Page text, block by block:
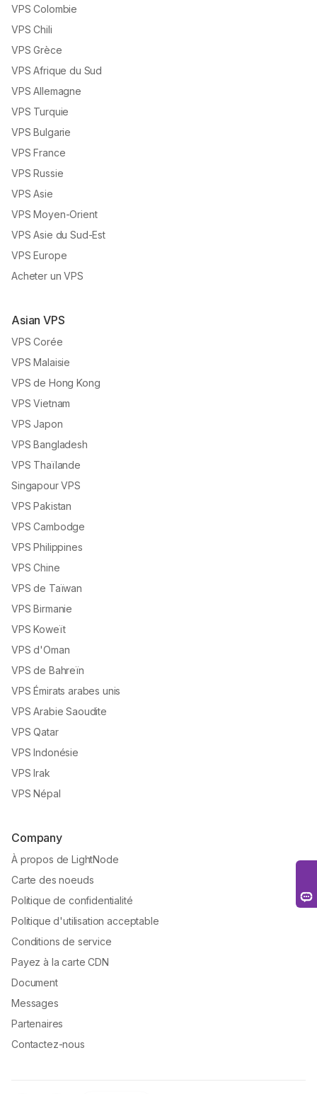
VPS Colombie
VPS Chili
VPS Grèce
VPS Afrique du Sud
VPS Allemagne
VPS Turquie
VPS Bulgarie
VPS France
VPS Russie
VPS Asie
VPS Moyen-Orient
VPS Asie du Sud-Est
VPS Europe
Acheter un VPS
Asian VPS
VPS Corée
VPS Malaisie
VPS de Hong Kong
VPS Vietnam
VPS Japon
VPS Bangladesh
VPS Thaïlande
Singapour VPS
VPS Pakistan
VPS Cambodge
VPS Philippines
VPS Chine
VPS de Taïwan
VPS Birmanie
VPS Koweït
VPS d'Oman
VPS de Bahreïn
VPS Émirats arabes unis
VPS Arabie Saoudite
VPS Qatar
VPS Indonésie
VPS Irak
VPS Népal
Company
À propos de LightNode
Carte des noeuds
Politique de confidentialité
Politique d'utilisation acceptable
Conditions de service
Payez à la carte CDN
Document
Messages
Partenaires
Contactez-nous